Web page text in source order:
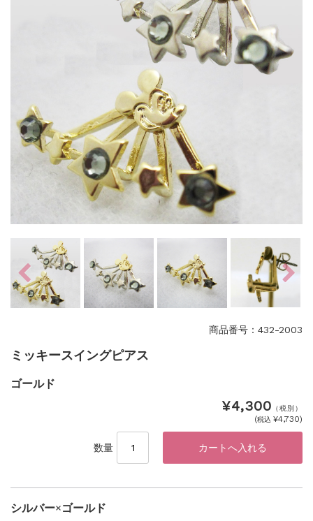
商品番号：432-2003
ミッキースイングピアス
ゴールド
¥4,300 （税別）
(税込 ¥4,730)
数量
シルバー×ゴールド